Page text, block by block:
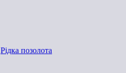
Рідка позолота